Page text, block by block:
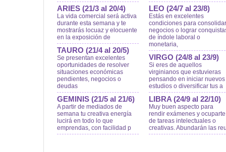
ARIES (21/3 al 20/4)
La vida comercial será activa
durante esta semana y te
mostrarás locuaz y elocuente
en la exposición de
TAURO (21/4 al 20/5)
Se presentan excelentes
oportunidades de resolver
situaciones económicas
pendientes, negocios o
deudas
GEMINIS (21/5 al 21/6)
A partir de mediados de
semana tu creativa energía
lucirá en todo lo que
emprendas, con facilidad p
LEO (24/7 al 23/8)
Estás en excelentes
condiciones para consolidar
negocios o lograr
de índole laboral o
monetaria,
VIRGO (24/8 al 23/9)
Si eres de aquellos
virginianos que estuvieras
pensando en iniciar nuevos
estudios o diversificar tus a
LIBRA (24/9 al 22/10)
Muy buen aspecto para
rendir exámenes y ocuparte
de tareas intelectuales o
creativas. Abundarán las